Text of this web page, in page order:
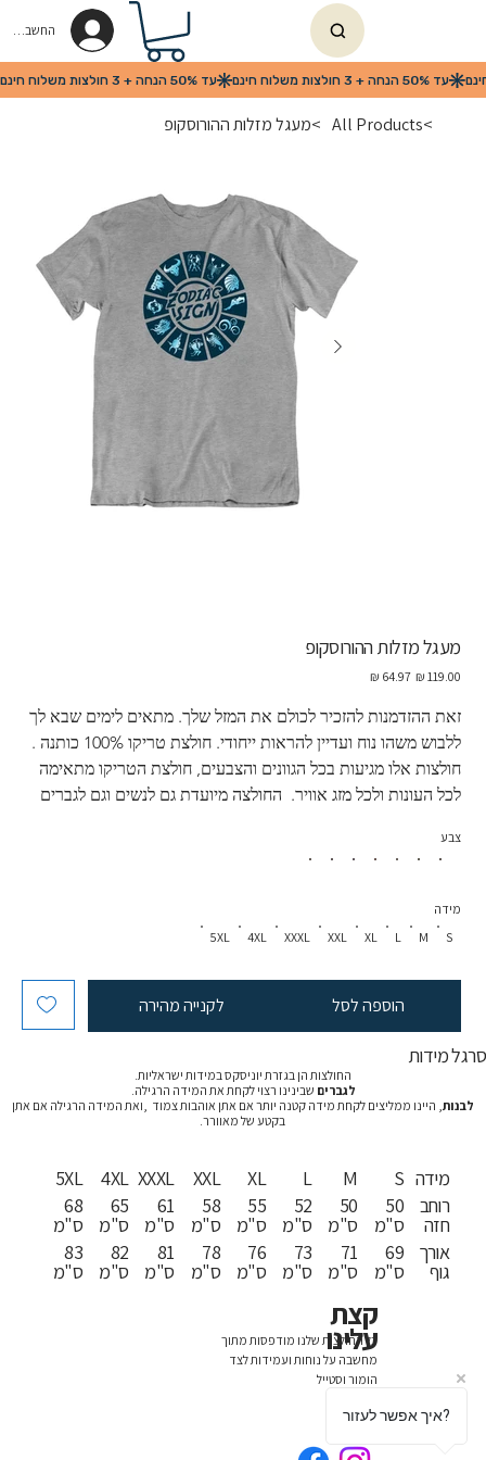
החשבון שלי
>
All Products
>מעגל מזלות ההורוסקופ
מעגל מזלות ההורוסקופ
מחיר
מחיר
‏64.97 ‏₪
זאת ההזדמנות להזכיר לכולם את המזל שלך. מתאים לימים שבא לך
ללבוש משהו נוח ועדיין להראות ייחודי. חולצת טריקו 100% כותנה .
חולצות אלו מגיעות בכל הגוונים והצבעים, חולצת הטריקו מתאימה
לכל העונות ולכל מזג אוויר.  החולצה מיועדת גם לנשים וגם לגברים
צבע
S
M
L
XL
XXL
XXXL
4XL
5XL
מידה
הוספה לסל לקנייה מהירה
סרגל מידות
החולצות הן בגזרת יוניסקס במידות ישראליות.
לגברים שבינינו רצוי לקחת את המידה הרגילה.
לבנות, היינו ממליצים לקחת מידה קטנה יותר אם אתן אוהבות צמוד ,ואת המידה הרגילה אם אתן
בקטע של מאוורר.
5XL
68
ס"מ
83
ס"מ
4XL
65
ס"מ
82
ס"מ
XXXL
61
ס"מ
81
ס"מ
XXL
58
ס"מ
78
ס"מ
XL
55
ס"מ
76
ס"מ
L
52
ס"מ
73
ס"מ
M
50
ס"מ
71
ס"מ
S
50
ס"מ
69
ס"מ
מידה
רוחב
חזה
אורך
גוף
כל החולצות שלנו מודפסות מתוך
מחשבה על נוחות ועמידות לצד
הומור וסטייל
קצת
עלינו
איך אפשר לעזור?